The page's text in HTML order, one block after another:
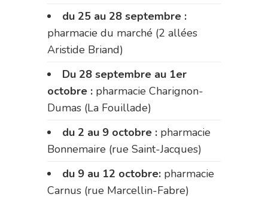
du 25 au 28 septembre :
pharmacie du marché (2 allées
Aristide Briand)
Du 28 septembre au 1er
octobre : pharmacie Charignon-
Dumas (La Fouillade)
du 2 au 9 octobre : pharmacie
Bonnemaire (rue Saint-Jacques)
du 9 au 12 octobre: pharmacie
Carnus (rue Marcellin-Fabre)